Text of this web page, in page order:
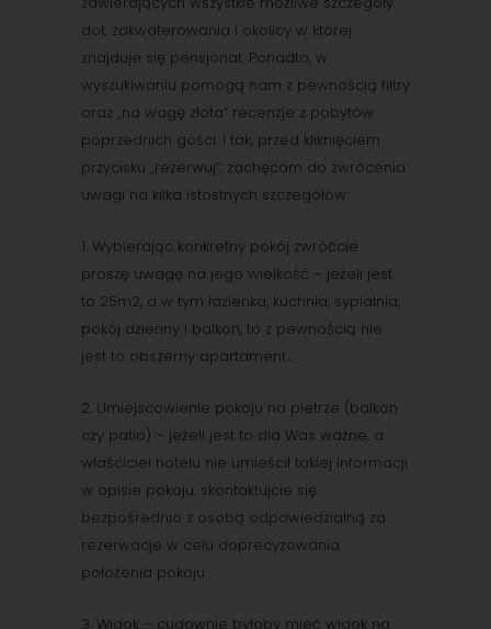
dot. zakwaterowania i okolicy w której
znajduje się pensjonat. Ponadto, w
wyszukiwaniu pomogą nam z pewnością filtry
oraz „na wagę złota” recenzje z pobytów
poprzednich gości. I tak, przed kliknięciem
przycisku „rezerwuj”, zachęcam do zwrócenia
uwagi na kilka istostnych szczegółów:
1. Wybierając konkretny pokój zwróćcie
proszę uwagę na jego wielkość – jeżeli jest
to 25m2, a w tym łazienka, kuchnia, sypialnia,
pokój dzienny i balkon, to z pewnością nie
jest to obszerny apartament…
2. Umiejscowienie pokoju na pietrze (balkon
czy patio) – jeżeli jest to dla Was ważne, a
właściciel hotelu nie umieścił takiej informacji
w opisie pokoju, skontaktujcie się
bezpośrednio z osobą odpowiedzialną za
rezerwacje w celu doprecyzowania
położenia pokoju.
3. Widok – cudownie byłoby mieć widok na